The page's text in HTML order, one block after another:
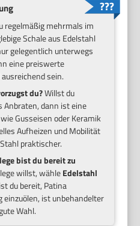
regelmäßig mehrmals im
Schale aus Edelstahl
gelegentlich unterwegs
eine preiswerte
sein.
du?Willst du
Anbraten, dann ist eine
Gusseisen oder Keramik
Aufheizen und Mobilität
praktischer.
bist du bereit zu
willst, wähleEdelstahl
du bereit, Patina
einzuölen, ist unbehandelter
Wahl.